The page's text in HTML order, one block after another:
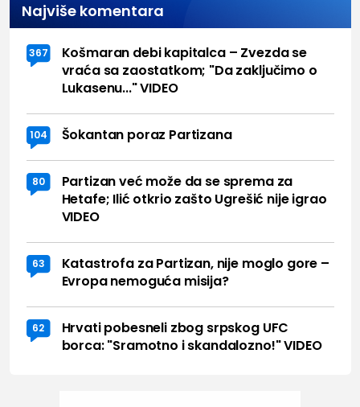
Najviše komentara
367
Košmaran debi kapitalca – Zvezda se
vraća sa zaostatkom; "Da zaključimo o
Lukasenu..." VIDEO
104 Šokantan poraz Partizana
80
Partizan već može da se sprema za
Hetafe; Ilić otkrio zašto Ugrešić nije igrao
VIDEO
63
Katastrofa za Partizan, nije moglo gore –
Evropa nemoguća misija?
62
Hrvati pobesneli zbog srpskog UFC
borca: "Sramotno i skandalozno!" VIDEO